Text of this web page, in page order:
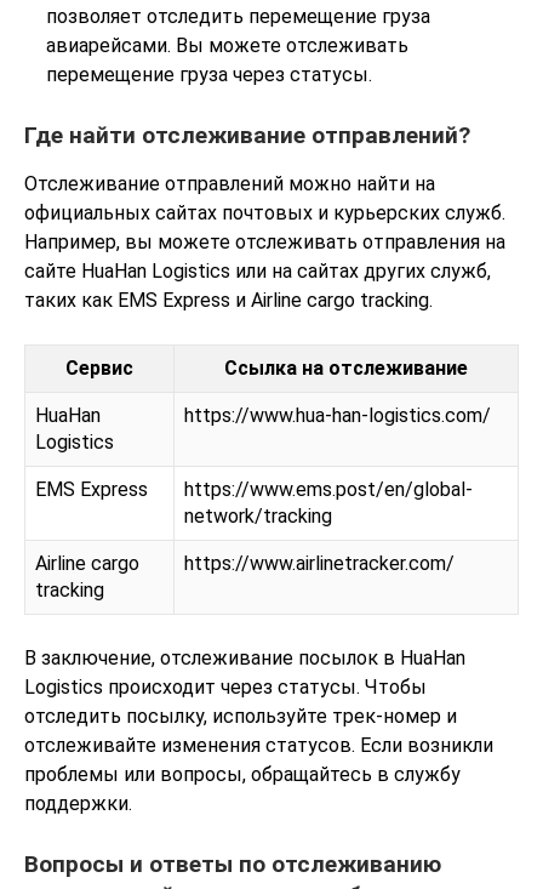
позволяет отследить перемещение груза
авиарейсами. Вы можете отслеживать
перемещение груза через статусы.
Где найти отслеживание отправлений?
Отслеживание отправлений можно найти на
официальных сайтах почтовых и курьерских служб.
Например, вы можете отслеживать отправления на
сайте HuaHan Logistics или на сайтах других служб,
таких как EMS Express и Airline cargo tracking.
Сервис Ссылка на отслеживание
HuaHan
Logistics
https://www.hua-han-logistics.com/
EMS Express
https://www.ems.post/en/global-
network/tracking
Airline cargo
tracking
https://www.airlinetracker.com/
В заключение, отслеживание посылок в HuaHan
Logistics происходит через статусы. Чтобы
отследить посылку, используйте трек-номер и
отслеживайте изменения статусов. Если возникли
проблемы или вопросы, обращайтесь в службу
поддержки.
Вопросы и ответы по отслеживанию